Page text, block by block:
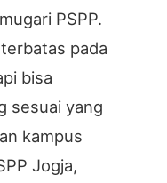
PSPP.
pada
bisa
sesuai yang
kampus
Jogja,